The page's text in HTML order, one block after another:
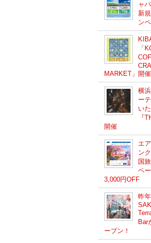
ャ
新
ン
「
MARKET」開催
横
ー
い
『
開催
エ
ン
国
ペ
3,000円OFF
昨
Bar
ープン！